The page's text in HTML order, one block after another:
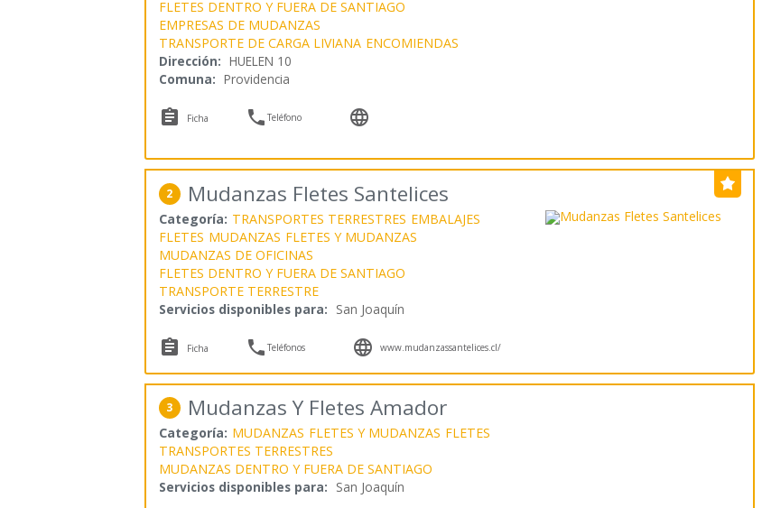
FLETES DENTRO Y FUERA DE SANTIAGO
EMPRESAS DE MUDANZAS
TRANSPORTE DE CARGA LIVIANA ENCOMIENDAS
Dirección: HUELEN 10
Comuna: Providencia
 Ficha Teléfono 
2 Mudanzas Fletes Santelices
Categoría: TRANSPORTES TERRESTRES EMBALAJES
FLETES MUDANZAS FLETES Y MUDANZAS
MUDANZAS DE OFICINAS
FLETES DENTRO Y FUERA DE SANTIAGO
TRANSPORTE TERRESTRE
Servicios disponibles para: San Joaquín
 Ficha Teléfonos  www.mudanzassantelices.cl/
3 Mudanzas Y Fletes Amador
Categoría: MUDANZAS FLETES Y MUDANZAS FLETES
TRANSPORTES TERRESTRES
MUDANZAS DENTRO Y FUERA DE SANTIAGO
Servicios disponibles para: San Joaquín